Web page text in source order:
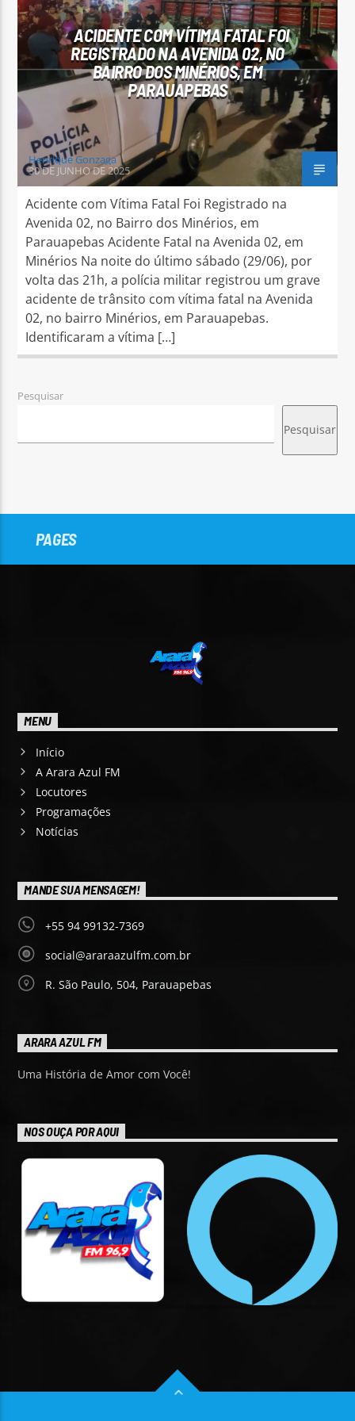
Arara Azul FM
ACIDENTE COM VÍTIMA FATAL FOI
REGISTRADO NA AVENIDA 02, NO
BAIRRO DOS MINÉRIOS, EM
PARAUAPEBAS
Henrique Gonzaga
30 DE JUNHO DE 2025
Acidente com Vítima Fatal Foi Registrado na
Avenida 02, no Bairro dos Minérios, em
Parauapebas Acidente Fatal na Avenida 02, em
Minérios Na noite do último sábado (29/06), por
volta das 21h, a polícia militar registrou um grave
acidente de trânsito com vítima fatal na Avenida
02, no bairro Minérios, em Parauapebas.
Identificaram a vítima […]
Pesquisar
Pesquisar
PAGES
MENU
Início
A Arara Azul FM
Locutores
Programações
Notícias
MANDE SUA MENSAGEM!
+55 94 99132-7369
social@araraazulfm.com.br
R. São Paulo, 504, Parauapebas
ARARA AZUL FM
Uma História de Amor com Você!
NOS OUÇA POR AQUI